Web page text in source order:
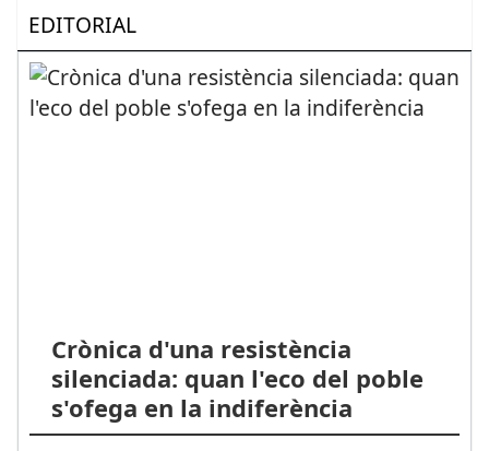
EDITORIAL
Crònica d'una resistència
silenciada: quan l'eco del poble
s'ofega en la indiferència